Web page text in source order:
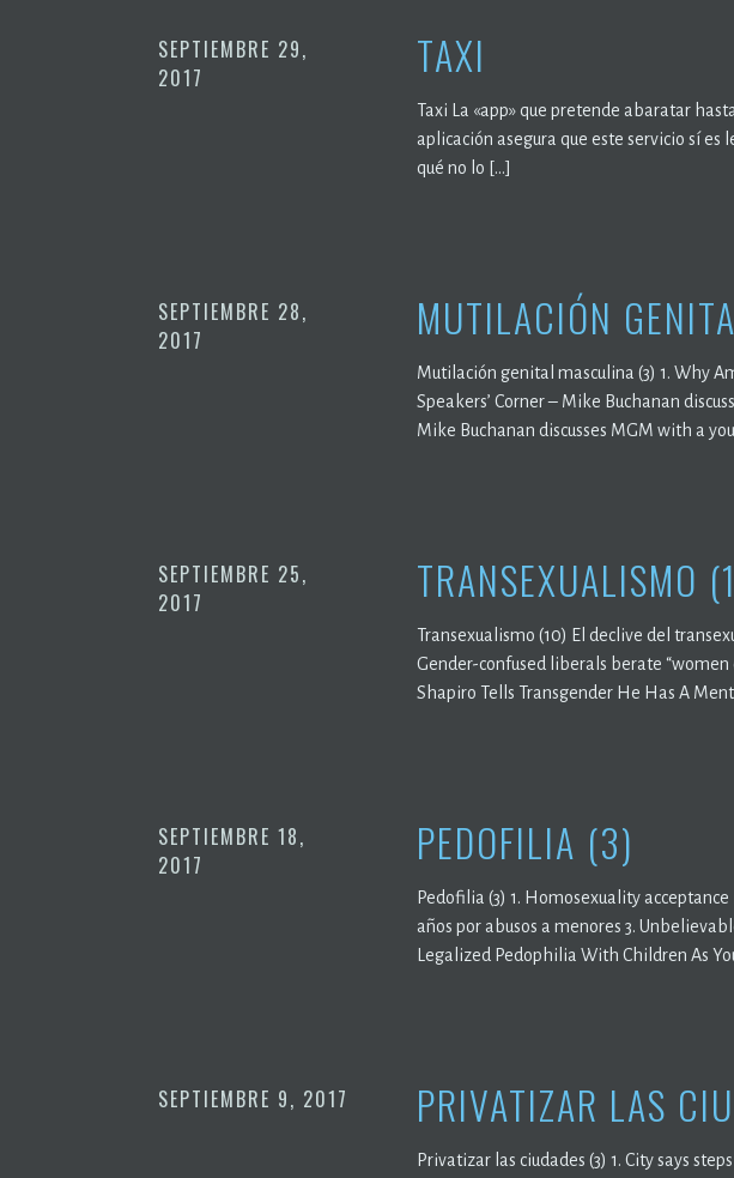
SEPTIEMBRE 29,
2017
TAXI
Taxi La «app» que pretende abaratar
aplicación asegura que este servicio sí es
qué no lo […]
SEPTIEMBRE 28,
2017
MUTILACIÓN
Mutilación genital masculina (3) 1. Why
Speakers’ Corner – Mike Buchanan
Mike Buchanan discusses MGM with a
SEPTIEMBRE 25,
2017
TRANSEXUALISMO
Transexualismo (10) El declive del
Gender-confused liberals berate
Shapiro Tells Transgender He Has A
SEPTIEMBRE 18,
2017
PEDOFILIA (3)
Pedofilia (3) 1. Homosexuality
años por abusos a menores 3.
Legalized Pedophilia With Children As
SEPTIEMBRE 9, 2017 PRIVATIZAR LAS
Privatizar las ciudades (3) 1. City says